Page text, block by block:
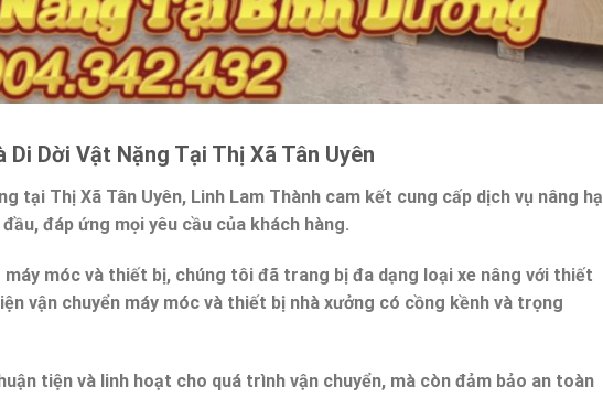
Dời Vật Nặng Tại Thị Xã Tân Uyên
tại Thị Xã Tân Uyên, Linh Lam Thành cam kết cung cấp dịch vụ nâng hạ
đáp ứng mọi yêu cầu của khách hàng.
móc và thiết bị, chúng tôi đã trang bị đa dạng loại xe nâng với thiết
vận chuyển máy móc và thiết bị nhà xưởng có cồng kềnh và trọng
tiện và linh hoạt cho quá trình vận chuyển, mà còn đảm bảo an toàn